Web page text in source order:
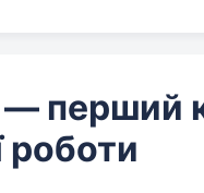
перший
роботи